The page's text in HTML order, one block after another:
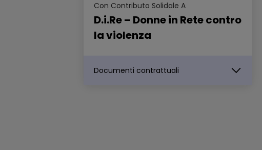
Con Contributo Solidale A
D.i.Re – Donne in Rete contro
la violenza
Documenti contrattuali